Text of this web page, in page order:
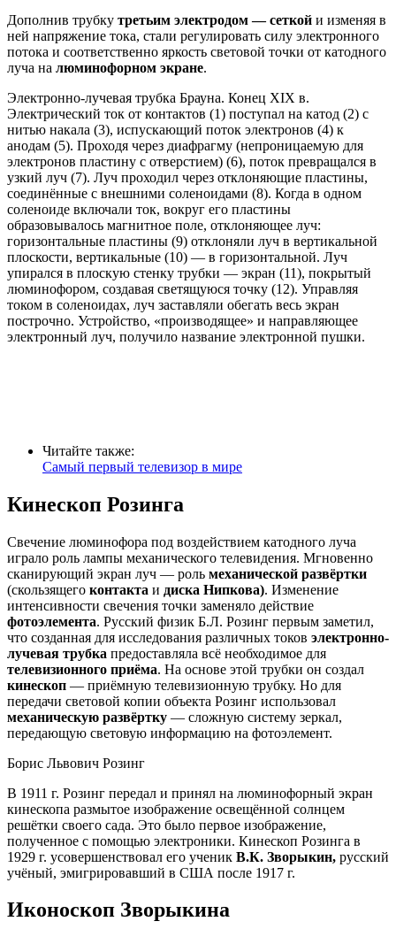
Дополнив трубку третьим электродом — сеткой и изменяя в
ней напряжение тока, стали регулировать силу электронного
потока и соответственно яркость световой точки от катодного
луча на люминофорном экране.
Электронно-лучевая трубка Брауна. Конец XIX в.
Электрический ток от контактов (1) поступал на катод (2) с
нитью накала (3), испускающий поток электронов (4) к
анодам (5). Проходя через диафрагму (непроницаемую для
электронов пластину с отверстием) (6), поток превращался в
узкий луч (7). Луч проходил через отклоняющие пластины,
соединённые с внешними соленоидами (8). Когда в одном
соленоиде включали ток, вокруг его пластины
образовывалось магнитное поле, отклоняющее луч:
горизонтальные пластины (9) отклоняли луч в вертикальной
плоскости, вертикальные (10) — в горизонтальной. Луч
упирался в плоскую стенку трубки — экран (11), покрытый
люминофором, создавая светящуюся точку (12). Управляя
током в соленоидах, луч заставляли обегать весь экран
построчно. Устройство, «производящее» и направляющее
электронный луч, получило название электронной пушки.
Читайте также:
Самый первый телевизор в мире
Кинескоп Розинга
Свечение люминофора под воздействием катодного луча
играло роль лампы механического телевидения. Мгновенно
сканирующий экран луч — роль механической развёртки
(скользящего контакта и диска Нипкова). Изменение
интенсивности свечения точки заменяло действие
фотоэлемента. Русский физик Б.Л. Розинг первым заметил,
что созданная для исследования различных токов электронно-
лучевая трубка предоставляла всё необходимое для
телевизионного приёма. На основе этой трубки он создал
кинескоп — приёмную телевизионную трубку. Но для
передачи световой копии объекта Розинг использовал
механическую развёртку — сложную систему зеркал,
передающую световую информацию на фотоэлемент.
Борис Львович Розинг
В 1911 г. Розинг передал и принял на люминофорный экран
кинескопа размытое изображение освещённой солнцем
решётки своего сада. Это было первое изображение,
полученное с помощью электроники. Кинескоп Розинга в
1929 г. усовершенствовал его ученик В.К. Зворыкин, русский
учёный, эмигрировавший в США после 1917 г.
Иконоскоп Зворыкина